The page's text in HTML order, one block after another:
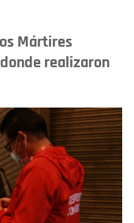
Mártires
realizaron